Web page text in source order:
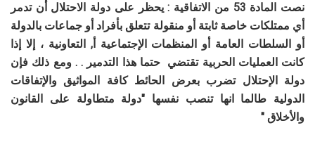
نصت المادة 53 من الاتفاقية : يحظر على دولة الاحتلال أن تدمر
أي ممتلكات خاصة ثابتة أو منقولة تتعلق بأفراد أو جماعات بالدولة
أو السلطات العامة أو المنظمات الإجتماعية أ, التعاونية ، إلا إذا
كانت العمليات الحربية تقتضي حتما هذا التدمير . . ومع ذلك فإن
دولة الإحتلال تضرب بعرض الحائط كافة المواثيق والإتفاقات
الدولية طالما انها تنصب نفسها "دولة متطاولة على القانون
والأخلاق "